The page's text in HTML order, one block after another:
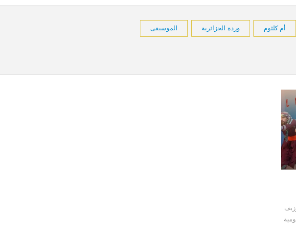
أم كلثوم وردة الجزائرية الموسيقى